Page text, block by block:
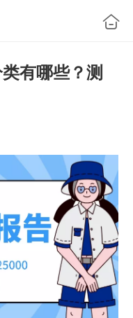
有哪些？测